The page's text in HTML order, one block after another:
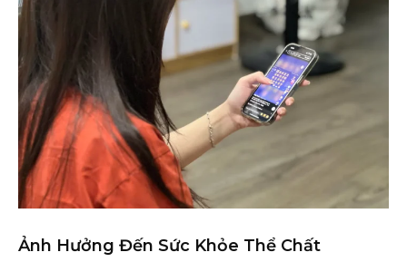
Ảnh Hưởng Đến Sức Khỏe Thể Chất